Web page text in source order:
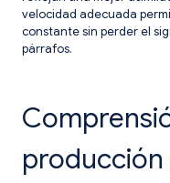
velocidad adecuada
constante sin perder el
párrafos.
producción